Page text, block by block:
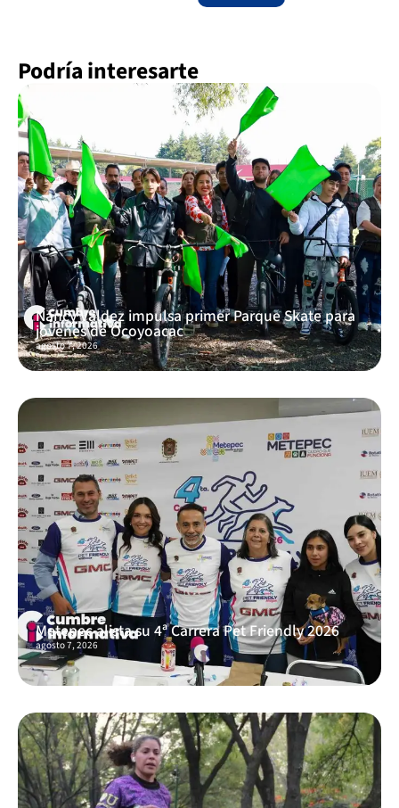
Podría interesarte
Nancy Valdez impulsa primer Parque Skate para
jóvenes de Ocoyoacac
agosto 7, 2026
Metepec alista su 4ª Carrera Pet Friendly 2026
agosto 7, 2026